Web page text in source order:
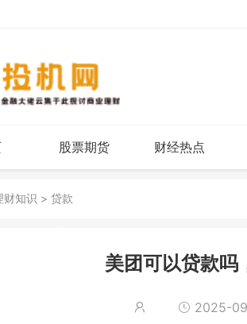
股票期货 财经热点
财知识 > 贷款
美团可以贷款吗
2025-